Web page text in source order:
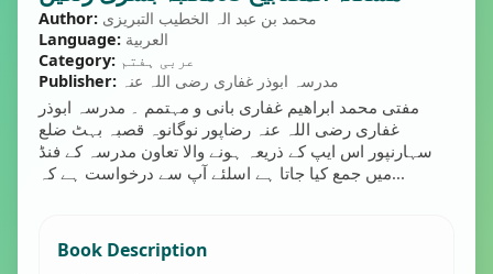
Author: محمد بن عبد الہ الخطیب التبریزی
Language: العربية
Category: عربی ہفتم
Publisher: مدرسہ ابوذر غفاری رضی اللہ عنہ
مفتی محمد ابراھیم غفاری بانی و مہتمم ۔ مدرسہ ابوذر
غفاری رضی اللہ عنہ رضاپور نوگانوہ قصبہ بہٹ ضلع
سہارنپور اس ایپ کے ذریعہ ہونے والا تعاون مدرسہ کے فنڈ
میں جمع کیا جاتا ہے اسلئے آپ سے درخواست ہے کہ...
Book Description